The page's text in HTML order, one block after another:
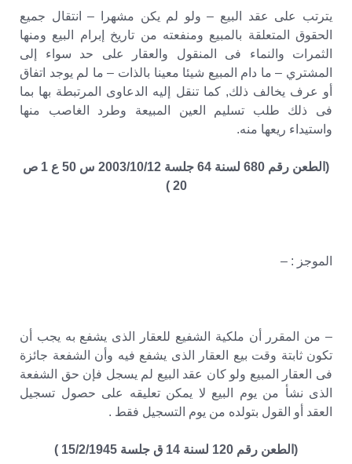
يترتب على عقد البيع – ولو لم يكن مشهرا – انتقال جميع
الحقوق المتعلقة بالمبيع ومنفعته من تاريخ إبرام البيع ومنها
الثمرات والنماء فى المنقول والعقار على حد سواء إلى
المشتري – ما دام المبيع شيئا معينا بالذات – ما لم يوجد اتفاق
أو عرف يخالف ذلك, كما تنقل إليه الدعاوى المرتبطة بها بما
فى ذلك طلب تسليم العين المبيعة وطرد الغاصب منها
واستيداء ريعها منه.
(الطعن رقم 680 لسنة 64 جلسة 2003/10/12 س 50 ع 1 ص
20 )
الموجز : –
– من المقرر أن ملكية الشفيع للعقار الذى يشفع به يجب أن
تكون ثابتة وقت بيع العقار الذى يشفع فيه وأن الشفعة جائزة
فى العقار المبيع ولو كان عقد البيع لم يسجل فإن حق الشفعة
الذى نشأ من يوم البيع لا يمكن تعليقه على حصول تسجيل
العقد أو القول بتولده من يوم التسجيل فقط .
(الطعن رقم 120 لسنة 14 ق جلسة 15/2/1945 )